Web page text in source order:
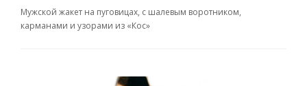
Мужской жакет на пуговицах, с шалевым воротником,
карманами и узорами из «Кос»